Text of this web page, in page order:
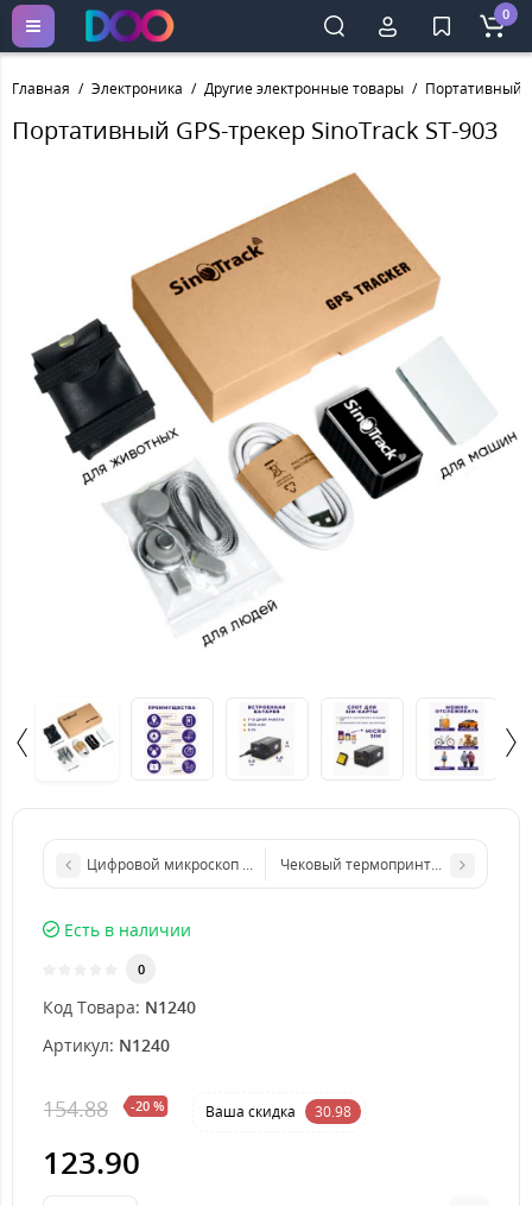
0
Главная Электроника Другие электронные товары Портативный
Портативный GPS-трекер SinoTrack ST-903
Цифровой микроскоп USB с передачей фото и видео на ПК
Чековый термопринтер
Есть в наличии
0
Код Товара: N1240
Артикул: N1240
154.88 -20 % Ваша cкидка 30.98
123.90